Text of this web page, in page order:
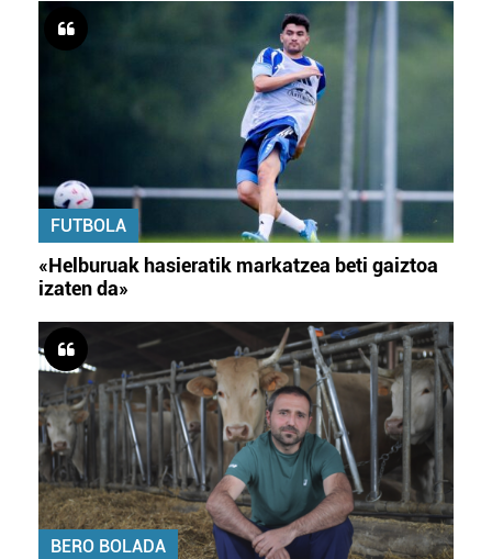
FUTBOLA
«Helburuak hasieratik markatzea beti gaiztoa
izaten da»
BERO BOLADA